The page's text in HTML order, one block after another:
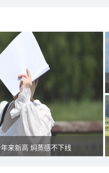
来新高 焖蒸感不下线